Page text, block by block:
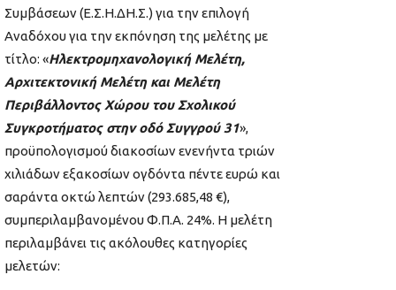
Συμβάσεων (Ε.Σ.Η.ΔΗ.Σ.) για την επιλογή
Αναδόχου για την εκπόνηση της μελέτης με
τίτλο: «Ηλεκτρομηχανολογική Μελέτη,
Αρχιτεκτονική Μελέτη και Μελέτη
Περιβάλλοντος Χώρου του Σχολικού
Συγκροτήματος στην οδό Συγγρού 31»,
προϋπολογισμού διακοσίων ενενήντα τριών
χιλιάδων εξακοσίων ογδόντα πέντε ευρώ και
σαράντα οκτώ λεπτών (293.685,48 €),
συμπεριλαμβανομένου Φ.Π.Α. 24%. Η μελέτη
περιλαμβάνει τις ακόλουθες κατηγορίες
μελετών: